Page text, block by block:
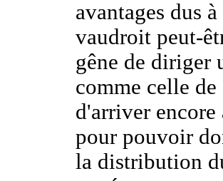
avantages dus
vaudroit peut-
gêne de diriger
comme celle
d'arriver
pour pouvoir
la distribution